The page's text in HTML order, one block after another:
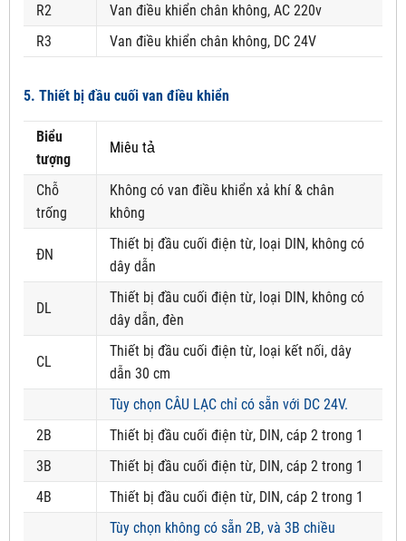
R2
Van điều khiển chân không, AC 220v
R3
Van điều khiển chân không, DC 24V
5. Thiết bị đầu cuối van điều khiển
Biểu
tượng
Miêu tả
Chỗ
trống
Không có van điều khiển xả khí & chân
không
ĐN
Thiết bị đầu cuối điện từ, loại DIN, không có
dây dẫn
DL
Thiết bị đầu cuối điện từ, loại DIN, không có
dây dẫn, đèn
CL
Thiết bị đầu cuối điện từ, loại kết nối, dây
dẫn 30 cm
Tùy chọn CÂU LẠC chỉ có sẵn với DC 24V.
2B
Thiết bị đầu cuối điện từ, DIN, cáp 2 trong 1
3B
Thiết bị đầu cuối điện từ, DIN, cáp 2 trong 1
4B
Thiết bị đầu cuối điện từ, DIN, cáp 2 trong 1
Tùy chọn không có sẵn 2B, và 3B chiều